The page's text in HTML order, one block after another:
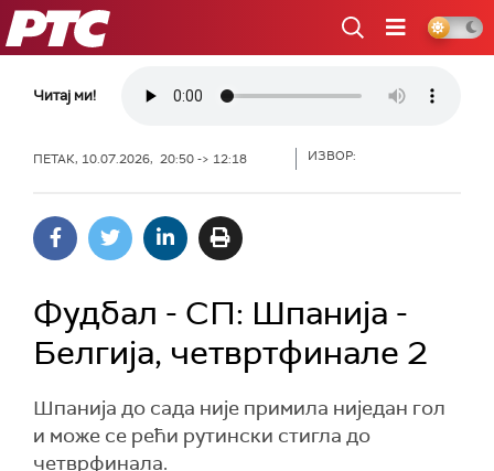
РТС
Читај ми!
ПЕТАК, 10.07.2026, 20:50 -> 12:18 ИЗВОР:
Фудбал - СП: Шпанија -
Белгија, четвртфинале 2
Шпанија до сада није примила ниједан гол
и може се рећи рутински стигла до
четврфинала.